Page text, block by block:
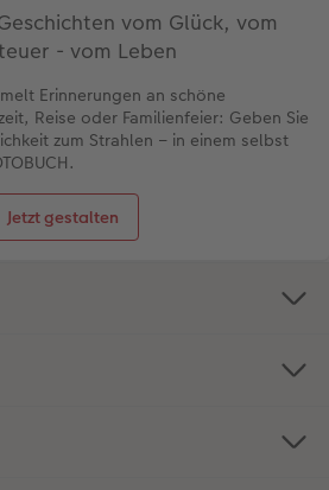
vom Glück, vom
- vom Leben
Erinnerungen an schöne
Reise oder Familienfeier: Geben Sie
zum Strahlen – in einem selbst
Jetzt gestalten